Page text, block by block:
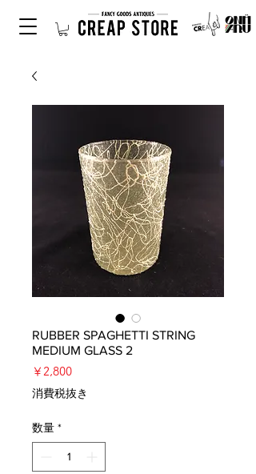
RUBBER SPAGHETTI STRING
MEDIUM GLASS 2
￥2,800価
消費税抜き
数量 *